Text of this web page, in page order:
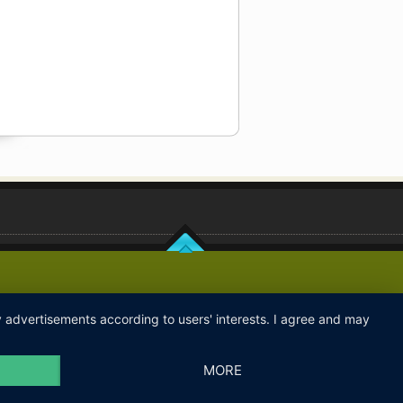
according to users' interests. I agree and may
MORE